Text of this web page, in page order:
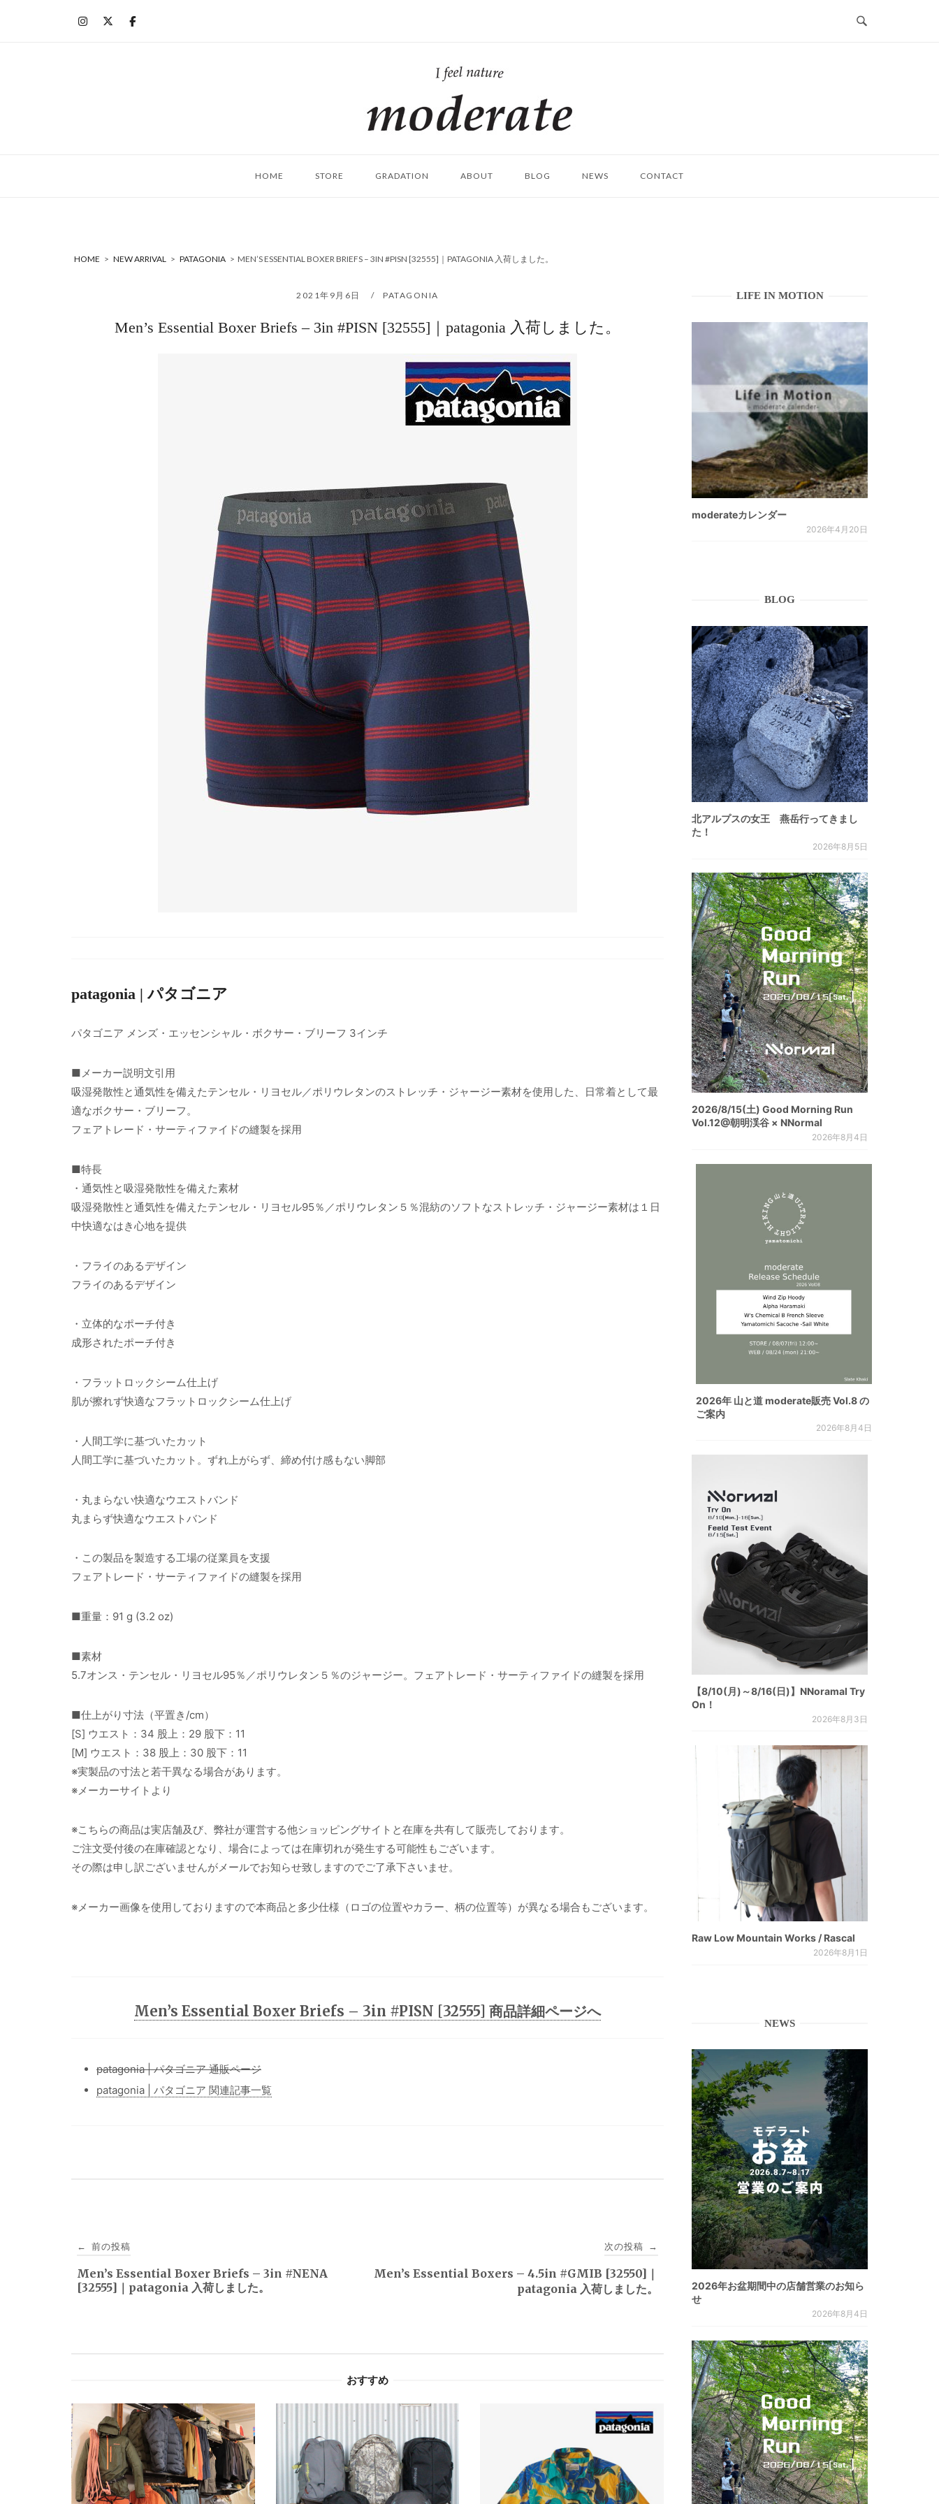
ム
HOME STORE GRADATION ABOUT BLOG NEWS CONTACT
HOME > NEW ARRIVAL > PATAGONIA > MEN’S ESSENTIAL BOXER BRIEFS – 3IN #PISN [32555]｜PATAGONIA 入荷しました。
2021年9月6日 PATAGONIA
Men’s Essential Boxer Briefs – 3in #PISN [32555]｜patagonia 入荷しました。
patagonia | パタゴニア
パタゴニア メンズ・エッセンシャル・ボクサー・ブリーフ 3インチ
■メーカー説明文引用
吸湿発散性と通気性を備えたテンセル・リヨセル／ポリウレタンのストレッチ・ジャージー素材を使用した、日常着として最
適なボクサー・ブリーフ。
フェアトレード・サーティファイドの縫製を採用
■特長
・通気性と吸湿発散性を備えた素材
吸湿発散性と通気性を備えたテンセル・リヨセル95％／ポリウレタン５％混紡のソフトなストレッチ・ジャージー素材は１日
中快適なはき心地を提供
・フライのあるデザイン
フライのあるデザイン
・立体的なポーチ付き
成形されたポーチ付き
・フラットロックシーム仕上げ
肌が擦れず快適なフラットロックシーム仕上げ
・人間工学に基づいたカット
人間工学に基づいたカット。ずれ上がらず、締め付け感もない脚部
・丸まらない快適なウエストバンド
丸まらず快適なウエストバンド
・この製品を製造する工場の従業員を支援
フェアトレード・サーティファイドの縫製を採用
■重量：91 g (3.2 oz)
■素材
5.7オンス・テンセル・リヨセル95％／ポリウレタン５％のジャージー。フェアトレード・サーティファイドの縫製を採用
■仕上がり寸法（平置き/cm）
[S] ウエスト：34 股上：29 股下：11
[M] ウエスト：38 股上：30 股下：11
※実製品の寸法と若干異なる場合があります。
※メーカーサイトより
※こちらの商品は実店舗及び、弊社が運営する他ショッピングサイトと在庫を共有して販売しております。
ご注文受付後の在庫確認となり、場合によっては在庫切れが発生する可能性もございます。
その際は申し訳ございませんがメールでお知らせ致しますのでご了承下さいませ。
※メーカー画像を使用しておりますので本商品と多少仕様（ロゴの位置やカラー、柄の位置等）が異なる場合もございます。
Men’s Essential Boxer Briefs – 3in #PISN [32555] 商品詳細ページへ
patagonia | パタゴニア 通販ページ
patagonia | パタゴニア 関連記事一覧
稿
ナ
シ
ョ
ン
← 前の投稿
Men’s Essential Boxer Briefs – 3in #NENA
[32555]｜patagonia 入荷しました。
次の投稿 →
Men’s Essential Boxers – 4.5in #GMIB [32550]｜
patagonia 入荷しました。
おすすめ
LIFE IN MOTION
moderateカレンダー
2026年4月20日
BLOG
北アルプスの女王 燕岳行ってきまし
た！
2026年8月5日
2026/8/15(土) Good Morning Run
Vol.12@朝明渓谷 × NNormal
2026年8月4日
2026年 山と道 moderate販売 Vol.8 の
ご案内
2026年8月4日
【8/10(月)～8/16(日)】NNoramal Try
On！
2026年8月3日
Raw Low Mountain Works / Rascal
2026年8月1日
NEWS
2026年お盆期間中の店舗営業のお知ら
せ
2026年8月4日